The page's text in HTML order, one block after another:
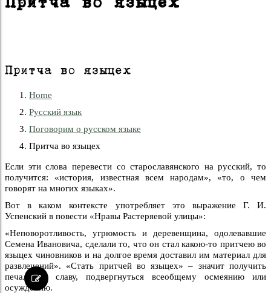
Притча во языцех
Притча во языцех
Home
Русский язык
Поговорим о русском языке
Притча во языцех
Если эти слова перевести со старославянского на русский, то
получится: «история, известная всем народам», «то, о чем
говорят на многих языках».
Вот в каком контексте употребляет это выражение Г. И.
Успенский в повести «Нравы Растеряевой улицы»:
«Неповоротливость, угрюмость и деревенщина, одолевав­шие
Семена Ивановича, сделали то, что он стал какою-то притчею во
языцех чиновников и на долгое время доставил им материал для
развлечений». «Стать притчей во языцех» – значит получить
печальную славу, подвергнуться всеобщему осмеянию или
осуждению.